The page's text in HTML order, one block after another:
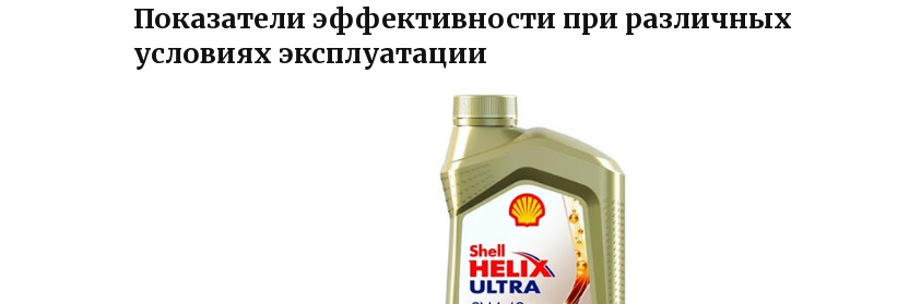
Показатели эффективности при различных
условиях эксплуатации